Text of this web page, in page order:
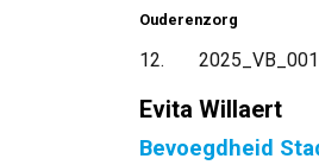
Ouderenzorg
12
Evita Willaert
Bevoegdheid